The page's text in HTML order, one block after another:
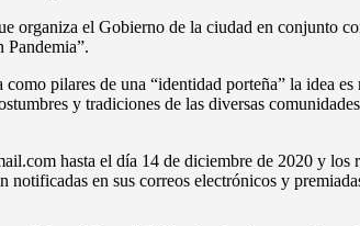
organiza el Gobierno de la ciudad en
Pandemia”.
pilares de una “identidad porteña” la idea
y tradiciones de las diversas
hasta el día 14 de diciembre de 2020 y
notificadas en sus correos electrónicos y